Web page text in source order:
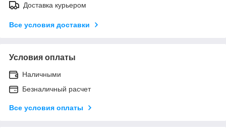
Доставка курьером
Все условия доставки
Условия оплаты
Наличными
Безналичный расчет
Все условия оплаты